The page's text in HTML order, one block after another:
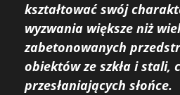
kształtować swój
wyzwania większe niż
zabetonowanych
obiektów ze szkła i stali,
przesłaniających słońce.